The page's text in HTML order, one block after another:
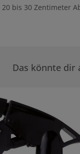
bis 30 Zentimeter
Das könnte dir